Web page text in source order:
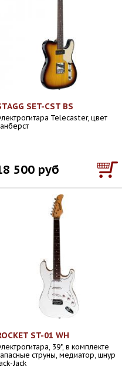
SET-CST BS
Telecaster, цвет
500 руб
ST-01 WH
39", в комплекте
струны, медиатор, шнур
Jack